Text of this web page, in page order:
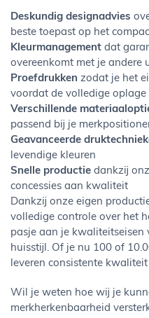
Deskundig designadvies
beste toepast op het
Kleurmanagement dat
overeenkomt met je andere
Proefdrukken zodat je het
voordat de volledige
Verschillende
passend bij je
Geavanceerde
levendige kleuren
Snelle productie dankzij
concessies aan kwaliteit
Dankzij onze eigen
volledige controle over het
pasje aan je
huisstijl. Of je nu 100 of
leveren consistente
Wil je weten hoe wij je
merkherkenbaarheid